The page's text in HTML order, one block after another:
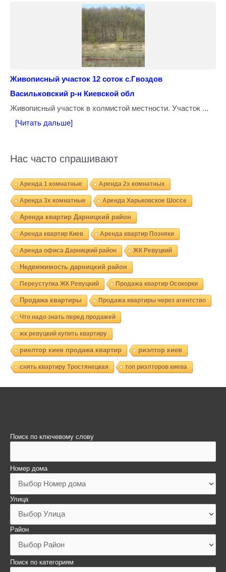
Живописный участок 12 соток с.Гвоздов
Васильковский р-н Киевской обл
Живописный участок в холмистой местности. Участок ...
[Читать дальше]
Нас часто спрашивают
Аренда 1 комнатные Аренда 2х комнатных
Аренда 3х комнатные Аренда Харьковское Шоссе
Аренда квартир Дарницкий район
Аренда квартир Киев Аренда квартир Позняки
Аренда офиса Дарницкий район ЖК Ревуцкий
Недвижимость дарницкий район
Переуступка ЖК Ревуцкий Продажа квартир Осокорки
Продажа квартиры Продажа квартиры через агентство
Что надо знать перед продажей
жк ревуцкий купить квартиру
риелтор киев продажа квартир риэлтор киев
снять квартиру Тростянецкая топ риэлторов киева
Поиск по ключевому слову
Номер дома
Улица
Район
Поиск по категориям